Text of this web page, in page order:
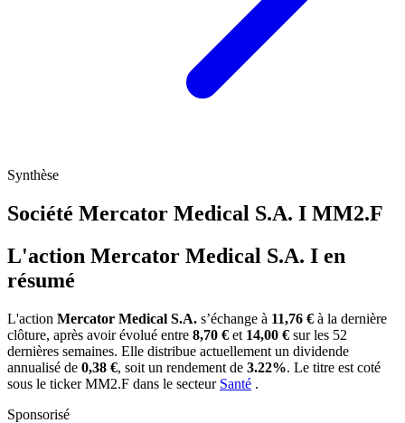
Synthèse
Société Mercator Medical S.A. I MM2.F
L'action Mercator Medical S.A. I en
résumé
L'action Mercator Medical S.A. s’échange à 11,76 € à la dernière
clôture, après avoir évolué entre 8,70 € et 14,00 € sur les 52
dernières semaines. Elle distribue actuellement un dividende
annualisé de 0,38 €, soit un rendement de 3.22%. Le titre est coté
sous le tickerMM2.F dans le secteur Santé .
Sponsorisé